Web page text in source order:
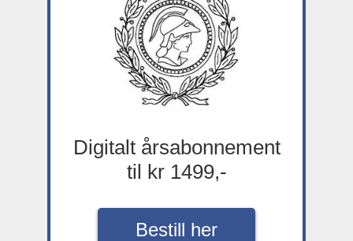
Digitalt årsabonnement
til kr 1499,-
Bestill her